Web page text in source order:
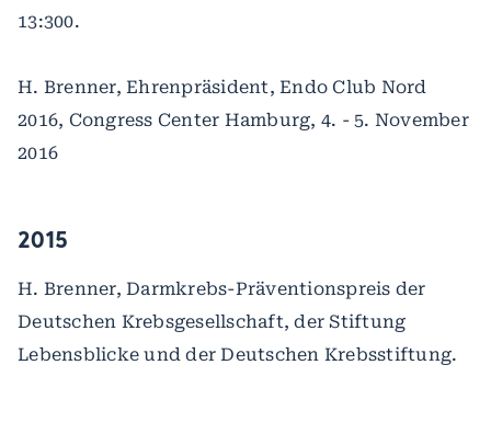
13:300.
H. Brenner, Ehrenpräsident, Endo Club Nord
2016, Congress Center Hamburg, 4. - 5. November
2016
2015
H. Brenner, Darmkrebs-Präventionspreis der
Deutschen Krebsgesellschaft, der Stiftung
Lebensblicke und der Deutschen Krebsstiftung.